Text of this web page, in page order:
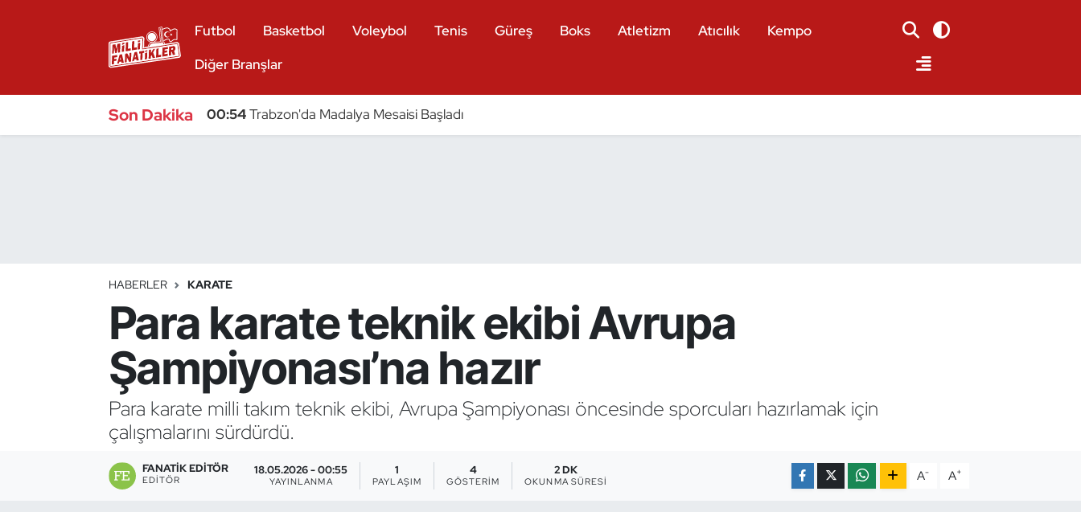
Futbol Basketbol Voleybol Tenis Güreş Boks Atletizm Atıcılık
Kempo
Diğer Branşlar
Son Dakika 00:54Trabzon'da Madalya Mesaisi Başladı
HABERLER KARATE
Para karate teknik ekibi Avrupa
Şampiyonası’na hazır
Para karate milli takım teknik ekibi, Avrupa Şampiyonası öncesinde sporcuları hazırlamak için
çalışmalarını sürdürdü.
FANATIK EDITÖR
EDITÖR
18.05.2026 - 00:55
YAYINLANMA
1
PAYLAŞIM
4
GÖSTERIM
2 DK
OKUNMA SÜRESI A- A+
Bocce Bowling Dart